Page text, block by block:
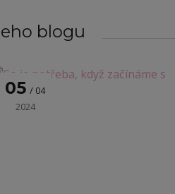
blogu
05 04
2024